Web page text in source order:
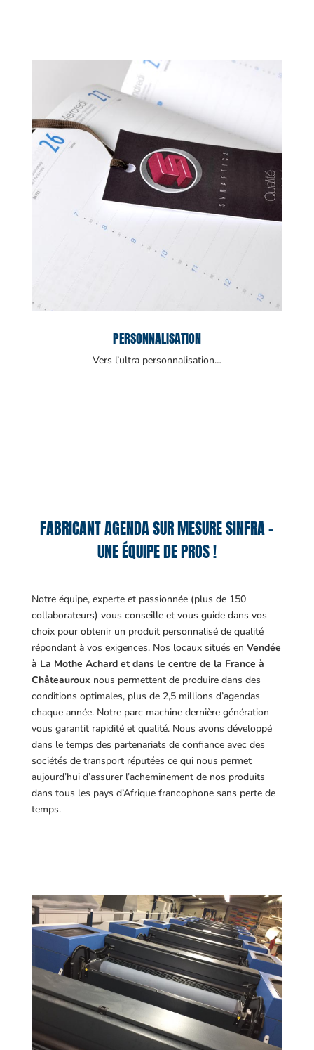
PERSONNALISATION
Vers l’ultra personnalisation…
FABRICANT AGENDA SUR MESURE SINFRA –
UNE ÉQUIPE DE PROS !
Notre équipe, experte et passionnée (plus de 150
collaborateurs) vous conseille et vous guide dans vos
choix pour obtenir un produit personnalisé de qualité
répondant à vos exigences. Nos locaux situés en Vendée
à La Mothe Achard et dans le centre de la France à
Châteauroux nous permettent de produire dans des
conditions optimales, plus de 2,5 millions d’agendas
chaque année. Notre parc machine dernière génération
vous garantit rapidité et qualité. Nous avons développé
dans le temps des partenariats de confiance avec des
sociétés de transport réputées ce qui nous permet
aujourd’hui d’assurer l’acheminement de nos produits
dans tous les pays d’Afrique francophone sans perte de
temps.